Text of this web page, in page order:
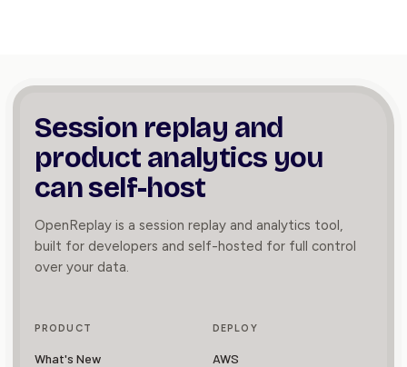
Session replay and
product analytics you
can self-host
OpenReplay is a session replay and analytics tool,
built for developers and self-hosted for full control
over your data.
PRODUCT
What's New
DEPLOY
AWS